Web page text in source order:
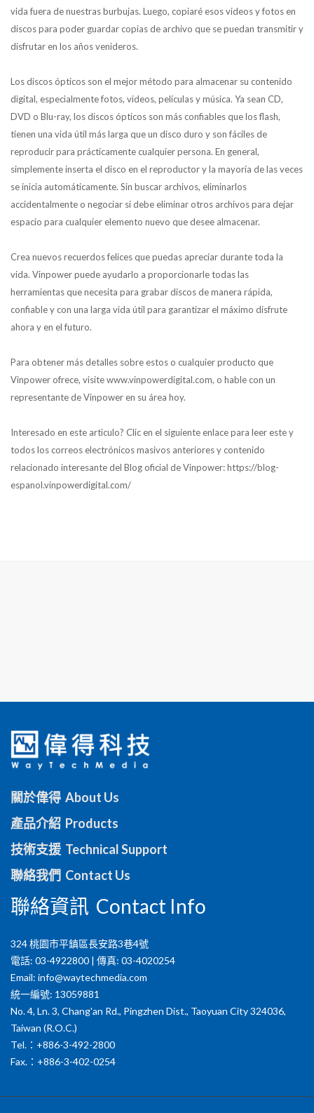
vida fuera de nuestras burbujas. Luego, copiaré esos videos y fotos en
discos para poder guardar copias de archivo que se puedan transmitir y
disfrutar en los años venideros.
Los discos ópticos son el mejor método para almacenar su contenido
digital, especialmente fotos, videos, películas y música. Ya sean CD,
DVD o Blu-ray, los discos ópticos son más confiables que los flash,
tienen una vida útil más larga que un disco duro y son fáciles de
reproducir para prácticamente cualquier persona. En general,
simplemente inserta el disco en el reproductor y la mayoría de las veces
se inicia automáticamente. Sin buscar archivos, eliminarlos
accidentalmente o negociar si debe eliminar otros archivos para dejar
espacio para cualquier elemento nuevo que desee almacenar.
Crea nuevos recuerdos felices que puedas apreciar durante toda la
vida. Vinpower puede ayudarlo a proporcionarle todas las
herramientas que necesita para grabar discos de manera rápida,
confiable y con una larga vida útil para garantizar el máximo disfrute
ahora y en el futuro.
Para obtener más detalles sobre estos o cualquier producto que
Vinpower ofrece, visite www.vinpowerdigital.com, o hable con un
representante de Vinpower en su área hoy.
Interesado en este articulo? Clic en el siguiente enlace para leer este y
todos los correos electrónicos masivos anteriores y contenido
relacionado interesante del Blog oficial de Vinpower: https://blog-
espanol.vinpowerdigital.com/
關於偉得 About Us
產品介紹 Products
技術支援 Technical Support
聯絡我們 Contact Us
聯絡資訊 Contact Info
324 桃園市平鎮區長安路3巷4號
電話: 03-4922800 | 傳真: 03-4020254
Email: info@waytechmedia.com
統一編號: 13059881
No. 4, Ln. 3, Chang'an Rd., Pingzhen Dist., Taoyuan City 324036,
Taiwan (R.O.C.)
Tel.：+886-3-492-2800
Fax.：+886-3-402-0254